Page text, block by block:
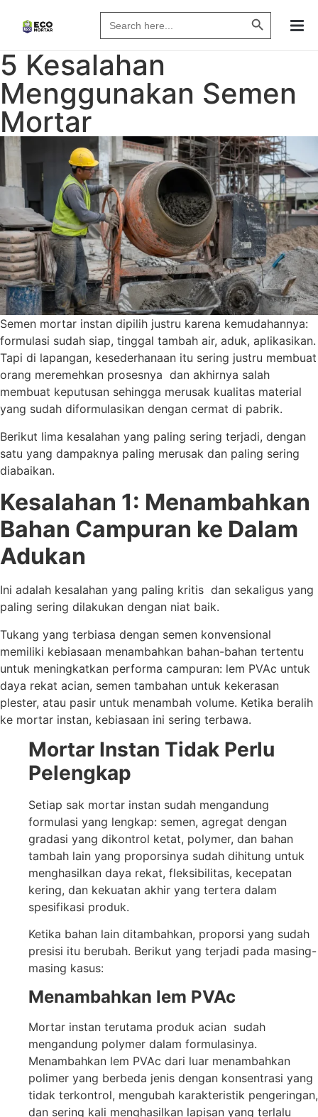
Search
for:
Search
5 Kesalahan
Menggunakan Semen
Mortar
Semen mortar instan dipilih justru karena kemudahannya:
formulasi sudah siap, tinggal tambah air, aduk, aplikasikan.
Tapi di lapangan, kesederhanaan itu sering justru membuat
orang meremehkan prosesnya dan akhirnya salah
membuat keputusan sehingga merusak kualitas material
yang sudah diformulasikan dengan cermat di pabrik.
Berikut lima kesalahan yang paling sering terjadi, dengan
satu yang dampaknya paling merusak dan paling sering
diabaikan.
Kesalahan 1: Menambahkan
Bahan Campuran ke Dalam
Adukan
Ini adalah kesalahan yang paling kritis dan sekaligus yang
paling sering dilakukan dengan niat baik.
Tukang yang terbiasa dengan semen konvensional
memiliki kebiasaan menambahkan bahan-bahan tertentu
untuk meningkatkan performa campuran: lem PVAc untuk
daya rekat acian, semen tambahan untuk kekerasan
plester, atau pasir untuk menambah volume. Ketika beralih
ke mortar instan, kebiasaan ini sering terbawa.
Mortar Instan Tidak Perlu
Pelengkap
Setiap sak mortar instan sudah mengandung
formulasi yang lengkap: semen, agregat dengan
gradasi yang dikontrol ketat, polymer, dan bahan
tambah lain yang proporsinya sudah dihitung untuk
menghasilkan daya rekat, fleksibilitas, kecepatan
kering, dan kekuatan akhir yang tertera dalam
spesifikasi produk.
Ketika bahan lain ditambahkan, proporsi yang sudah
presisi itu berubah. Berikut yang terjadi pada masing-
masing kasus:
Menambahkan lem PVAc
Mortar instan terutama produk acian sudah
mengandung polymer dalam formulasinya.
Menambahkan lem PVAc dari luar menambahkan
polimer yang berbeda jenis dengan konsentrasi yang
tidak terkontrol, mengubah karakteristik pengeringan,
dan sering kali menghasilkan lapisan yang terlalu